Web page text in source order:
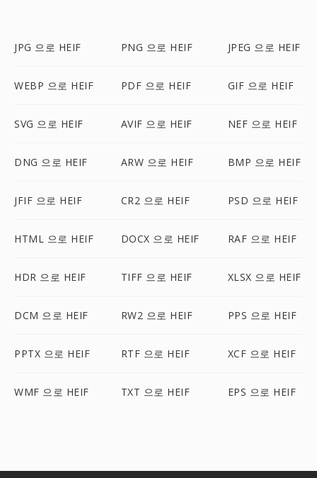
JPG 으로 HEIF PNG 으로 HEIF JPEG 으로 HEIF
WEBP 으로 HEIF PDF 으로 HEIF GIF 으로 HEIF
SVG 으로 HEIF AVIF 으로 HEIF NEF 으로 HEIF
DNG 으로 HEIF ARW 으로 HEIF BMP 으로 HEIF
JFIF 으로 HEIF CR2 으로 HEIF PSD 으로 HEIF
HTML 으로 HEIF DOCX 으로 HEIF RAF 으로 HEIF
HDR 으로 HEIF TIFF 으로 HEIF XLSX 으로 HEIF
DCM 으로 HEIF RW2 으로 HEIF PPS 으로 HEIF
PPTX 으로 HEIF RTF 으로 HEIF XCF 으로 HEIF
WMF 으로 HEIF TXT 으로 HEIF EPS 으로 HEIF